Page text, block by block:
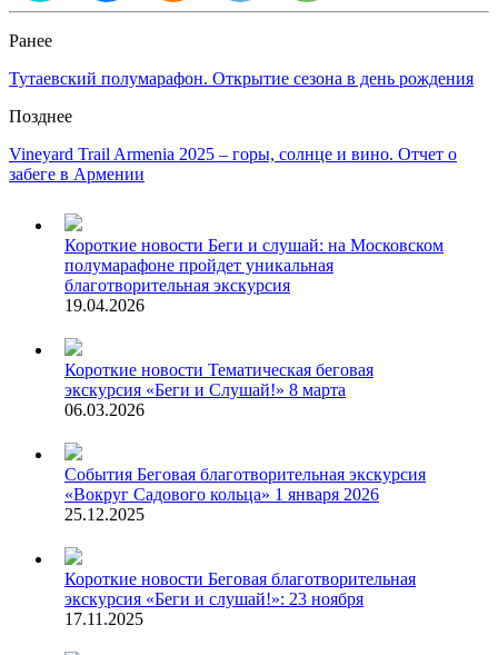
Ранее
Тутаевский полумарафон. Открытие сезона в день рождения
Позднее
Vineyard Trail Armenia 2025 – горы, солнце и вино. Отчет о
забеге в Армении
Короткие новости Беги и слушай: на Московском
полумарафоне пройдет уникальная
благотворительная экскурсия
19.04.2026
Короткие новости Тематическая беговая
экскурсия «Беги и Слушай!» 8 марта
06.03.2026
События Беговая благотворительная экскурсия
«Вокруг Садового кольца» 1 января 2026
25.12.2025
Короткие новости Беговая благотворительная
экскурсия «Беги и слушай!»: 23 ноября
17.11.2025